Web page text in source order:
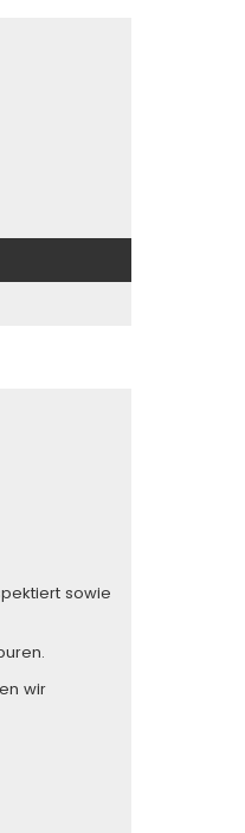
sowie
wir